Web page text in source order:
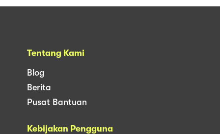
Tentang Kami
Blog
Berita
Pusat Bantuan
Kebijakan Pengguna